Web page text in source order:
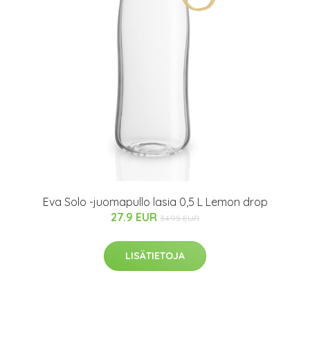
Eva Solo -juomapullo lasia 0,5 L Lemon drop
27.9 EUR 34.95 EUR
LISÄTIETOJA